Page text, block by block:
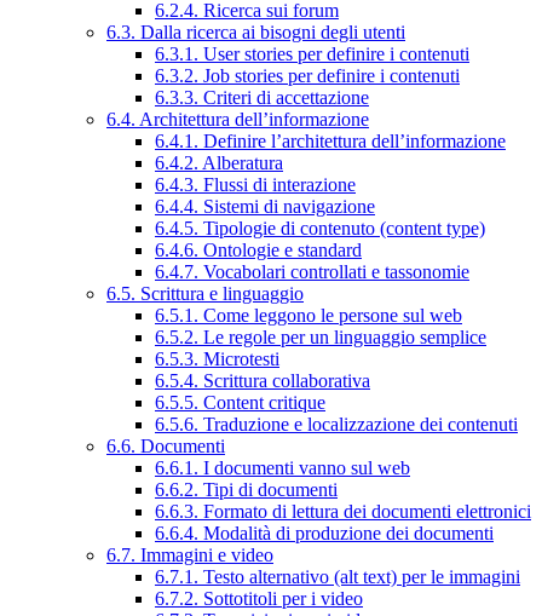
6.2.4. Ricerca sui forum
6.3. Dalla ricerca ai bisogni degli utenti
6.3.1. User stories per definire i contenuti
6.3.2. Job stories per definire i contenuti
6.3.3. Criteri di accettazione
6.4. Architettura dell’informazione
6.4.1. Definire l’architettura dell’informazione
6.4.2. Alberatura
6.4.3. Flussi di interazione
6.4.4. Sistemi di navigazione
6.4.5. Tipologie di contenuto (content type)
6.4.6. Ontologie e standard
6.4.7. Vocabolari controllati e tassonomie
6.5. Scrittura e linguaggio
6.5.1. Come leggono le persone sul web
6.5.2. Le regole per un linguaggio semplice
6.5.3. Microtesti
6.5.4. Scrittura collaborativa
6.5.5. Content critique
6.5.6. Traduzione e localizzazione dei contenuti
6.6. Documenti
6.6.1. I documenti vanno sul web
6.6.2. Tipi di documenti
6.6.3. Formato di lettura dei documenti elettronici
6.6.4. Modalità di produzione dei documenti
6.7. Immagini e video
6.7.1. Testo alternativo (alt text) per le immagini
6.7.2. Sottotitoli per i video